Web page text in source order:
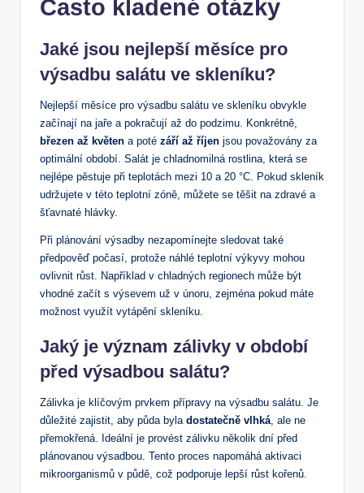
Často kladené otázky
Jaké jsou nejlepší měsíce pro
výsadbu salátu ve skleníku?
Nejlepší měsíce pro výsadbu salátu ve skleníku obvykle
začínají na jaře a pokračují až do podzimu. Konkrétně,
březen až květen a poté září až říjen jsou považovány za
optimální období. Salát je chladnomilná rostlina, která se
nejlépe pěstuje při teplotách mezi 10 a 20 °C. Pokud skleník
udržujete v této teplotní zóně, můžete se těšit na zdravé a
šťavnaté hlávky.
Při plánování výsadby nezapomínejte sledovat také
předpověď počasí, protože náhlé teplotní výkyvy mohou
ovlivnit růst. Například v chladných regionech může být
vhodné začít s výsevem už v únoru, zejména pokud máte
možnost využít vytápění skleníku.
Jaký je význam zálivky v období
před výsadbou salátu?
Zálivka je klíčovým prvkem přípravy na výsadbu salátu. Je
důležité zajistit, aby půda byla dostatečně vlhká , ale ne
přemokřená. Ideální je provést zálivku několik dní před
plánovanou výsadbou. Tento proces napomáhá aktivaci
mikroorganismů v půdě, což podporuje lepší růst kořenů.